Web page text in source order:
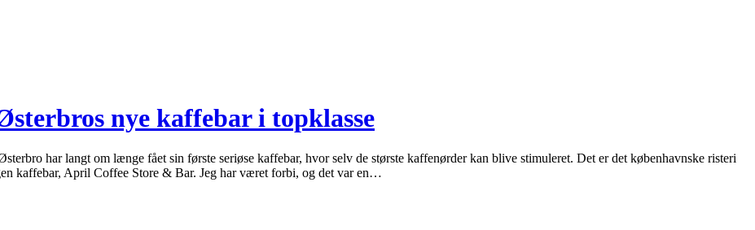
nye kaffebar i topklasse
har langt om længe fået sin første seriøse kaffebar, hvor selv de største kaffenørder kan blive stimuleret. Det er det københavnske risteri
kaffebar, April Coffee Store & Bar. Jeg har været forbi, og det var en…